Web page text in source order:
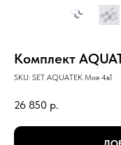
Комплект
SKU: SET AQUATEK Мия 4в1
26 850 р.